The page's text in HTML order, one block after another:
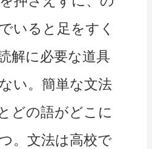
いると足をすく
解に必要な道具
い。簡単な文法
どの語がどこに
。文法は高校で